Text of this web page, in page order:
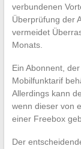
verbundenen
Überprüfung der
vermeidet
Monats.
Ein Abonnent,
Mobilfunktarif
Allerdings kann
wenn dieser von
einer Freebox
Der